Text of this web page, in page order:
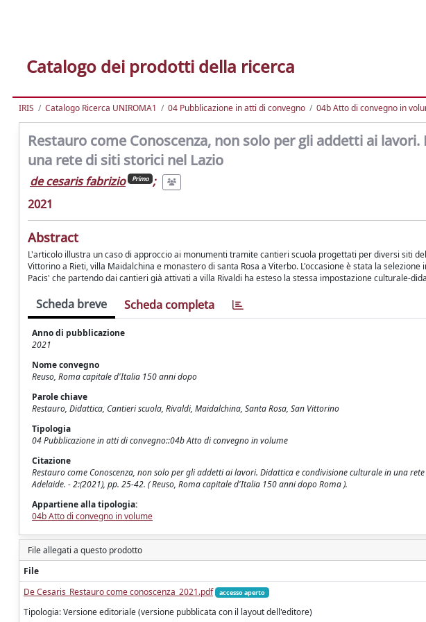
Catalogo dei prodotti della ricerca
IRIS Catalogo Ricerca UNIROMA1 04 Pubblicazione in atti di convegno 04b Atto di convegno in
Restauro come Conoscenza, non solo per gli addetti ai
una rete di siti storici nel Lazio
de cesaris fabrizio Primo ;
2021
Abstract
L'articolo illustra un caso di approccio ai monumenti tramite cantieri scuola progettati per diversi siti
Vittorino a Rieti, villa Maidalchina e monastero di santa Rosa a Viterbo. L'occasione è stata la
Pacis' che partendo dai cantieri già attivati a villa Rivaldi ha esteso la stessa impostazione culturale-
Scheda breve Scheda completa
Anno di pubblicazione
2021
Nome convegno
Reuso, Roma capitale d'Italia 150 anni dopo
Parole chiave
Restauro, Didattica, Cantieri scuola, Rivaldi, Maidalchina, Santa Rosa, San Vittorino
Tipologia
04 Pubblicazione in atti di convegno::04b Atto di convegno in volume
Citazione
Restauro come Conoscenza, non solo per gli addetti ai lavori. Didattica e condivisione culturale in una
Adelaide. - 2:(2021), pp. 25-42. ( Reuso, Roma capitale d'Italia 150 anni dopo Roma ).
Appartiene alla tipologia:
04b Atto di convegno in volume
File allegati a questo prodotto
File
De Cesaris_Restauro come conoscenza_2021.pdf
accesso aperto
Tipologia: Versione editoriale (versione pubblicata con il layout dell'editore)